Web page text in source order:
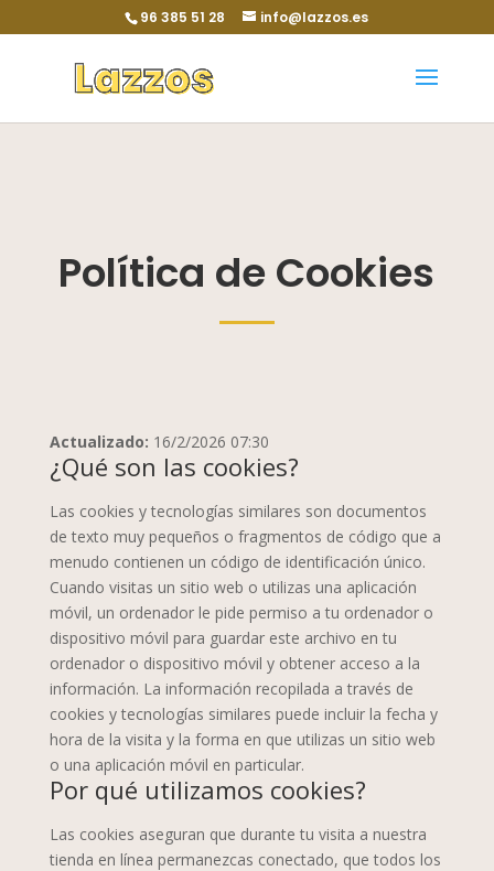
96 385 51 28 info@lazzos.es
Política de Cookies
Actualizado: 16/2/2026 07:30
¿Qué son las cookies?
Las cookies y tecnologías similares son documentos
de texto muy pequeños o fragmentos de código que a
menudo contienen un código de identificación único.
Cuando visitas un sitio web o utilizas una aplicación
móvil, un ordenador le pide permiso a tu ordenador o
dispositivo móvil para guardar este archivo en tu
ordenador o dispositivo móvil y obtener acceso a la
información. La información recopilada a través de
cookies y tecnologías similares puede incluir la fecha y
hora de la visita y la forma en que utilizas un sitio web
o una aplicación móvil en particular.
Por qué utilizamos cookies?
Las cookies aseguran que durante tu visita a nuestra
tienda en línea permanezcas conectado, que todos los